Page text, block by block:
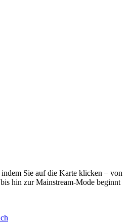
Sie auf die Karte klicken – von
hin zur Mainstream-Mode beginnt